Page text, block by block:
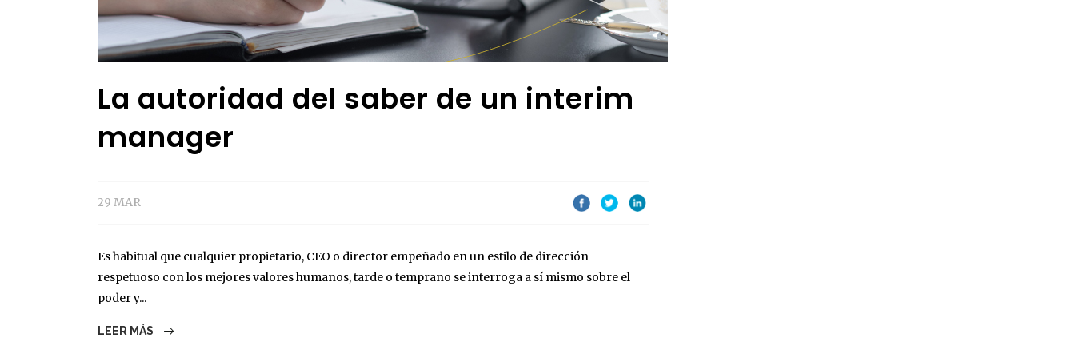
La autoridad del saber de un interim
manager
29 MAR
Es habitual que cualquier propietario, CEO o director empeñado en un estilo de dirección
respetuoso con los mejores valores humanos, tarde o temprano se interroga a sí mismo sobre el
poder y...
LEER MÁS